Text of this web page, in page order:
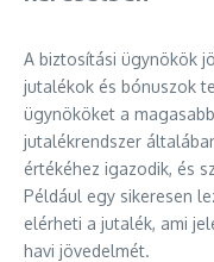
A biztosítási ügynökök
jutalékok és bónuszok
ügynököket a
jutalékrendszer
értékéhez igazodik, és
Például egy sikeresen
elérheti a jutalék, ami
havi jövedelmét.